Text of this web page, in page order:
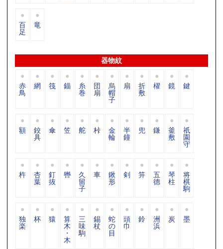
百
足
竜
器物紋
赤
鳥
網 筏 錨 糸
巻
団
扇
烏
帽
子
扇 折
敷
櫂 鏡 鍵
額 鉸
具
傘 笠 舵 桛 金
輪
半
鐘
兜 鎌 釜
敷
祇
園
守
杵 杏
葉
釘
抜
轡 久
留
子
車 鍬
形
剣 笄 五
德
琴
柱
将
棋
駒
独
楽
杯 猿 算
木
・
木
三
味
駒
錫
杖
蛇
の
目
頭
巾
鈴 洲
浜
炭 墨